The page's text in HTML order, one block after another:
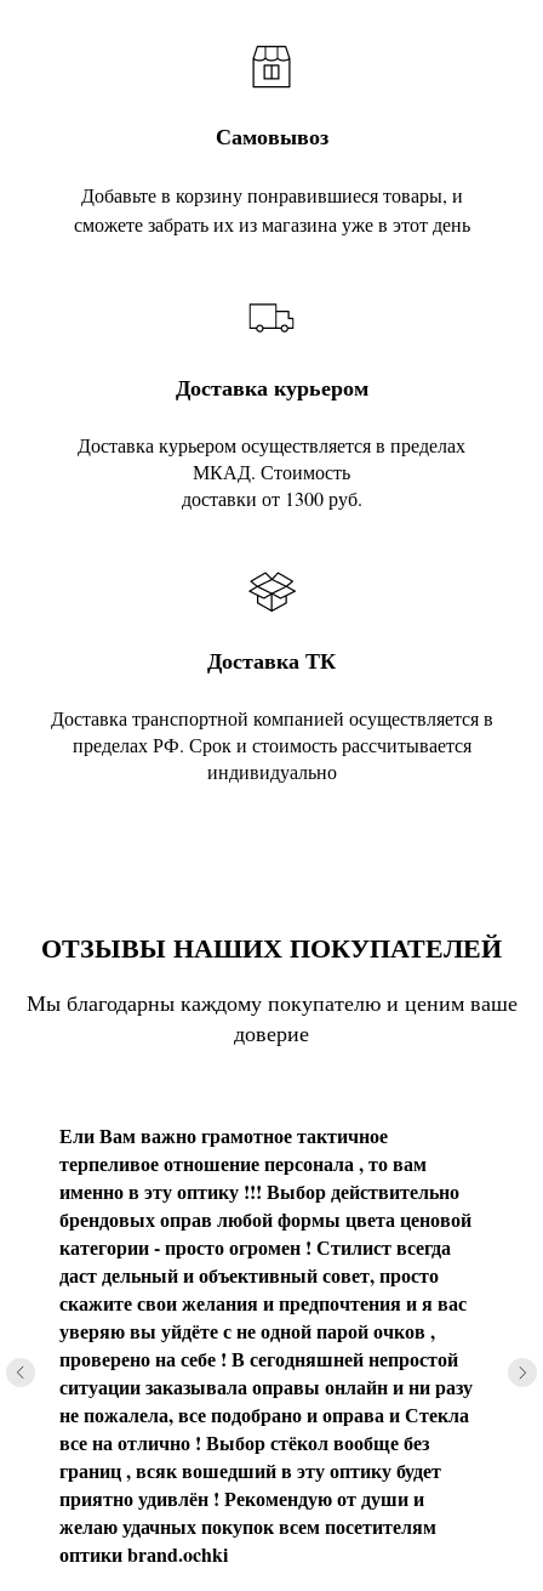
Самовывоз
Добавьте в корзину понравившиеся товары, и
сможете забрать их из магазина уже в этот день
Доставка курьером
Доставка курьером осуществляется в пределах
МКАД. Стоимость
доставки от 1300 руб.
Доставка ТК
Доставка транспортной компанией осуществляется в
пределах РФ. Срок и стоимость рассчитывается
индивидуально
ОТЗЫВЫ НАШИХ ПОКУПАТЕЛЕЙ
Мы благодарны каждому покупателю и ценим ваше
доверие
Ели Вам важно грамотное тактичное
терпеливое отношение персонала , то вам
именно в эту оптику !!! Выбор действительно
брендовых оправ любой формы цвета ценовой
категории - просто огромен ! Стилист всегда
даст дельный и объективный совет, просто
скажите свои желания и предпочтения и я вас
уверяю вы уйдёте с не одной парой очков ,
проверено на себе ! В сегодняшней непростой
ситуации заказывала оправы онлайн и ни разу
не пожалела, все подобрано и оправа и Стекла
все на отлично ! Выбор стёкол вообще без
границ , всяк вошедший в эту оптику будет
приятно удивлён ! Рекомендую от души и
желаю удачных покупок всем посетителям
оптики brаnd.ochki